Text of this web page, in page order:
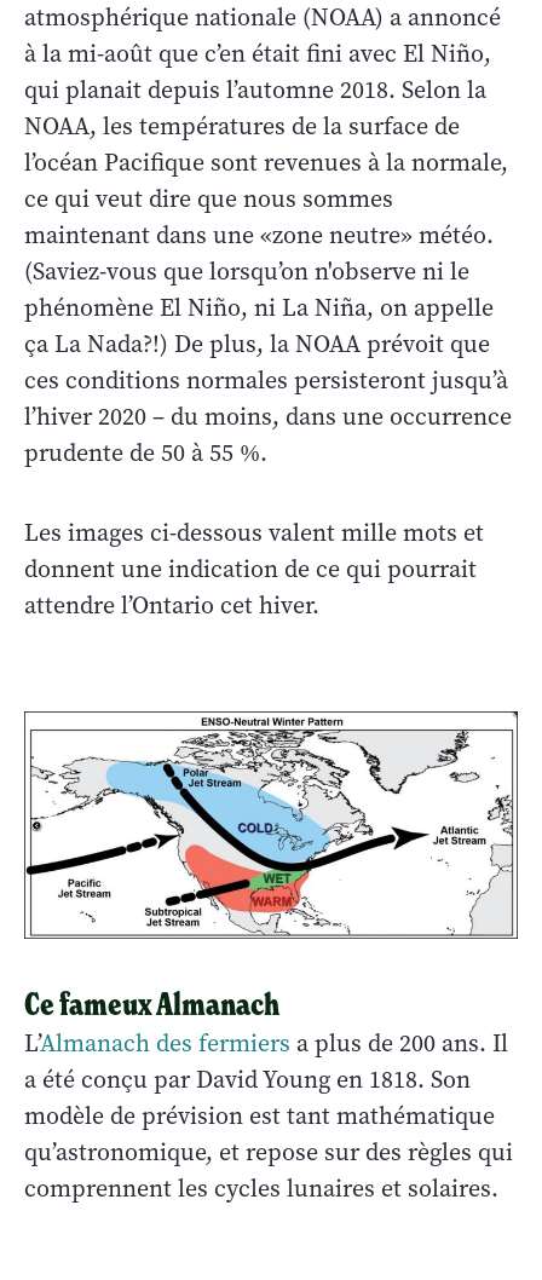
atmosphérique nationale (NOAA) a annoncé
à la mi-août que c’en était fini avec El Niño,
qui planait depuis l’automne 2018. Selon la
NOAA, les températures de la surface de
l’océan Pacifique sont revenues à la normale,
ce qui veut dire que nous sommes
maintenant dans une «zone neutre» météo.
(Saviez-vous que lorsqu’on n'observe ni le
phénomène El Niño, ni La Niña, on appelle
ça La Nada?!) De plus, la NOAA prévoit que
ces conditions normales persisteront jusqu’à
l’hiver 2020 – du moins, dans une occurrence
prudente de 50 à 55 %.
Les images ci-dessous valent mille mots et
donnent une indication de ce qui pourrait
attendre l’Ontario cet hiver.
Ce fameux Almanach
L’Almanach des fermiers a plus de 200 ans. Il
a été conçu par David Young en 1818. Son
modèle de prévision est tant mathématique
qu’astronomique, et repose sur des règles qui
comprennent les cycles lunaires et solaires.